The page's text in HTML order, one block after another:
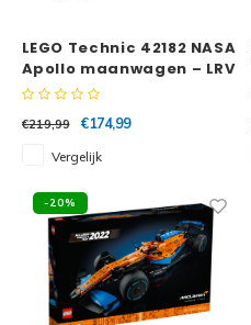
LEGO Technic 42182 NASA
Apollo maanwagen – LRV
€219,99
€174,99
Vergelijk
-20%